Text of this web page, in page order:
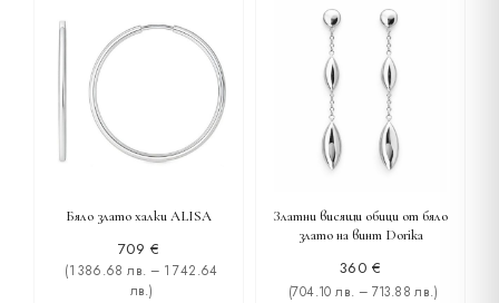
Бяло злато халки ALISA
709 €
(1 386.68 лв. – 1 742.64
лв.)
Златни висящи обици от бяло
злато на винт Dorika
360 €
(704.10 лв. – 713.88 лв.)